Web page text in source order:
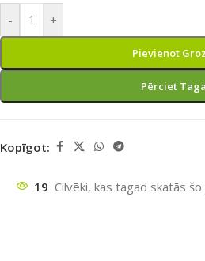
- +
Pievienot
Pērciet
Kopīgot:
19 Cilvēki, kas tagad skatās